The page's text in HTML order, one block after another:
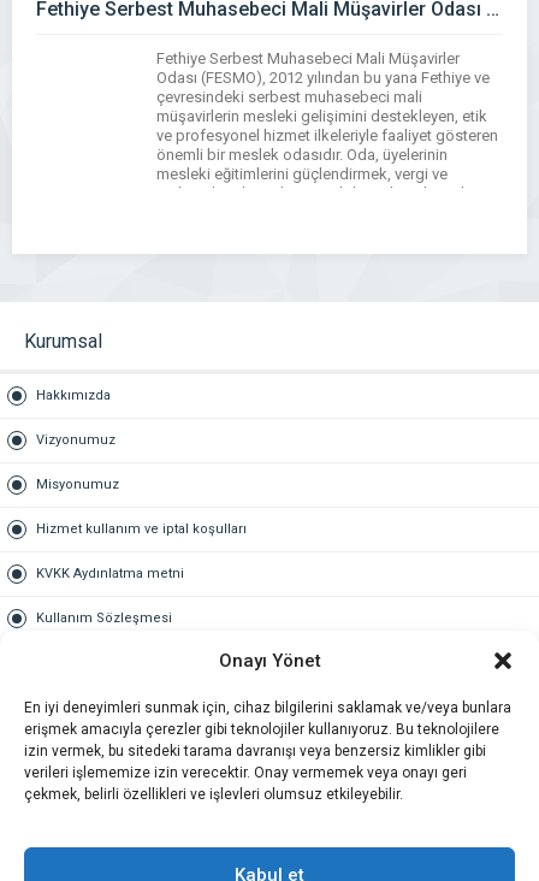
Onayı Yönet
En iyi deneyimleri sunmak için, cihaz bilgilerini saklamak ve/veya bunlara
erişmek amacıyla çerezler gibi teknolojiler kullanıyoruz. Bu teknolojilere
izin vermek, bu sitedeki tarama davranışı veya benzersiz kimlikler gibi
verileri işlememize izin verecektir. Onay vermemek veya onayı geri
çekmek, belirli özellikleri ve işlevleri olumsuz etkileyebilir.
Kabul et
Fethiye Serbest Muhasebeci Mali Müşavirler Odası (FESMO)
Fethiye Serbest Muhasebeci Mali Müşavirler
Odası (FESMO), 2012 yılından bu yana Fethiye ve
çevresindeki serbest muhasebeci mali
müşavirlerin mesleki gelişimini destekleyen, etik
ve profesyonel hizmet ilkeleriyle faaliyet gösteren
önemli bir meslek odasıdır. Oda, üyelerinin
mesleki eğitimlerini güçlendirmek, vergi ve
muhasebe alanında güncel düzenlemeleri takip
seminerler, eğitim […]
Kurumsal
Hakkımızda
Vizyonumuz
Misyonumuz
Hizmet kullanım ve iptal koşulları
KVKK Aydınlatma metni
Kullanım Sözleşmesi
Gold üyelik nedir
Kariyer